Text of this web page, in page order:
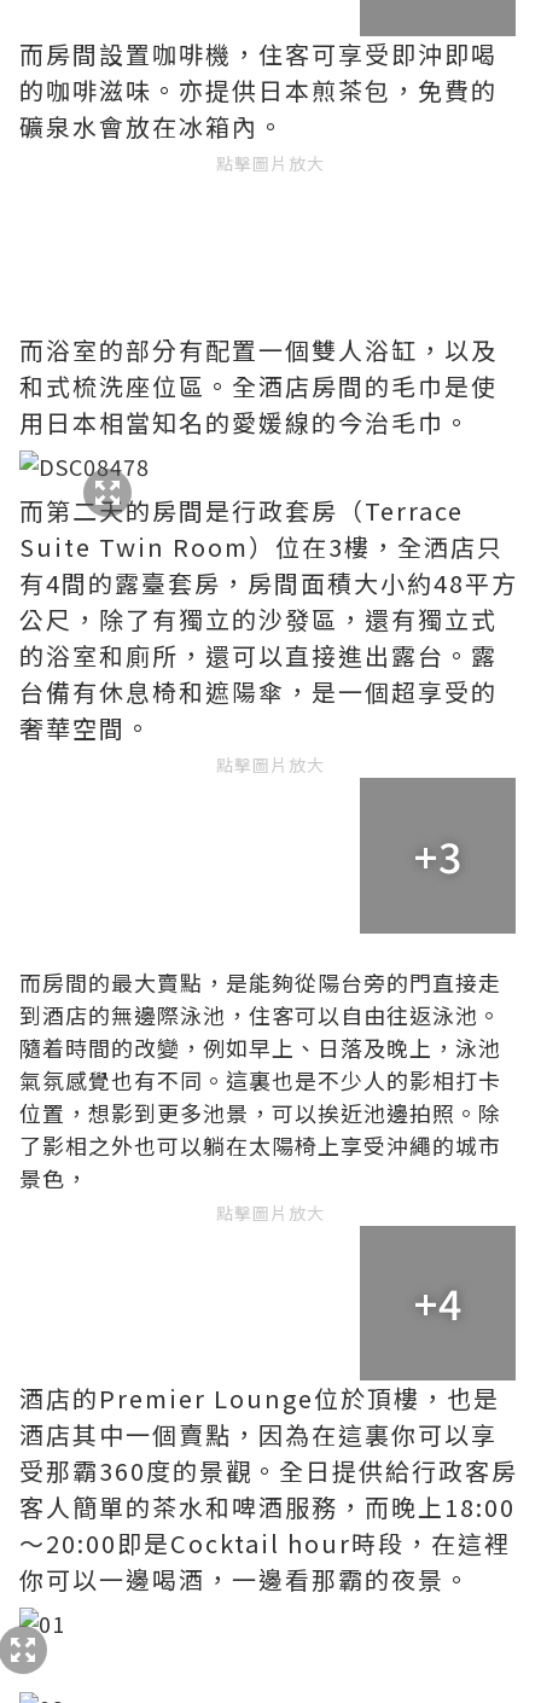
而房間設置咖啡機，住客可享受即沖即喝
的咖啡滋味。亦提供日本煎茶包，免費的
礦泉水會放在冰箱內。
點擊圖片放大
而浴室的部分有配置一個雙人浴缸，以及
和式梳洗座位區。全酒店房間的毛巾是使
用日本相當知名的愛媛線的今治毛巾。
而第二天的房間是行政套房（Terrace
Suite Twin Room）位在3樓，全洒店只
有4間的露臺套房，房間面積大小約48平方
公尺，除了有獨立的沙發區，還有獨立式
的浴室和廁所，還可以直接進出露台。露
台備有休息椅和遮陽傘，是一個超享受的
奢華空間。
點擊圖片放大
+3
而房間的最大賣點，是能夠從陽台旁的門直接走
到酒店的無邊際泳池，住客可以自由往返泳池。
隨着時間的改變，例如早上、日落及晚上，泳池
氣氛感覺也有不同。這裏也是不少人的影相打卡
位置，想影到更多池景，可以挨近池邊拍照。除
了影相之外也可以躺在太陽椅上享受沖繩的城市
景色，
點擊圖片放大
+4
酒店的Premier Lounge位於頂樓，也是
酒店其中一個賣點，因為在這裏你可以享
受那霸360度的景觀。全日提供給行政客房
客人簡單的茶水和啤酒服務，而晚上18:00
～20:00即是Cocktail hour時段，在這裡
你可以一邊喝酒，一邊看那霸的夜景。